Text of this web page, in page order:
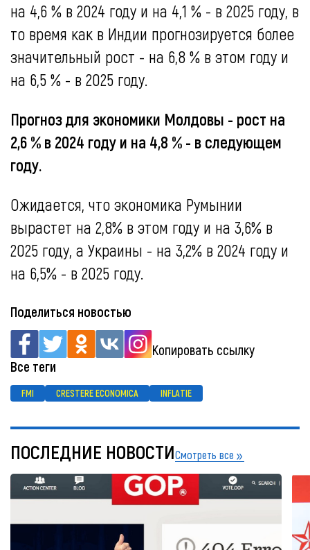
на 4,6 % в 2024 году и на 4,1 % - в 2025 году, в
то время как в Индии прогнозируется более
значительный рост - на 6,8 % в этом году и
на 6,5 % - в 2025 году.
Прогноз для экономики Молдовы - рост на
2,6 % в 2024 году и на 4,8 % - в следующем
году.
Ожидается, что экономика Румынии
вырастет на 2,8% в этом году и на 3,6% в
2025 году, а Украины - на 3,2% в 2024 году и
на 6,5% - в 2025 году.
Поделиться новостью
Копировать ссылку
Все теги
FMI CRESTERE ECONOMICA INFLATIE
ПОСЛЕДНИЕ НОВОСТИСмотреть все